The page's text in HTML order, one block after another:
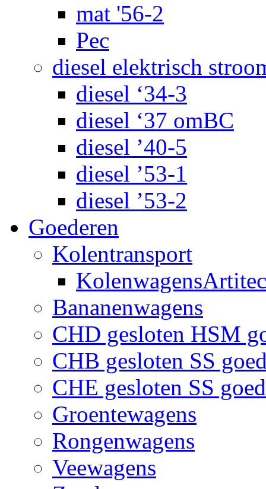
mat '56-2
Pec
diesel elektrisch
diesel ‘34-3
diesel ‘37 omBC
diesel ’40-5
diesel ’53-1
diesel ’53-2
Goederen
Kolentransport
KolenwagensArtitec
Bananenwagens
CHD gesloten HSM
CHB gesloten SS
CHE gesloten SS
Groentewagens
Rongenwagens
Veewagens